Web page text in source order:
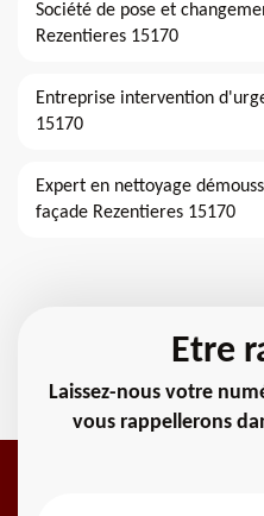
Société de pose et
Rezentieres 15170
Entreprise intervention
15170
Expert en nettoyage
façade Rezentieres 15170
Etre
Laissez-nous votre
vous rappellerons